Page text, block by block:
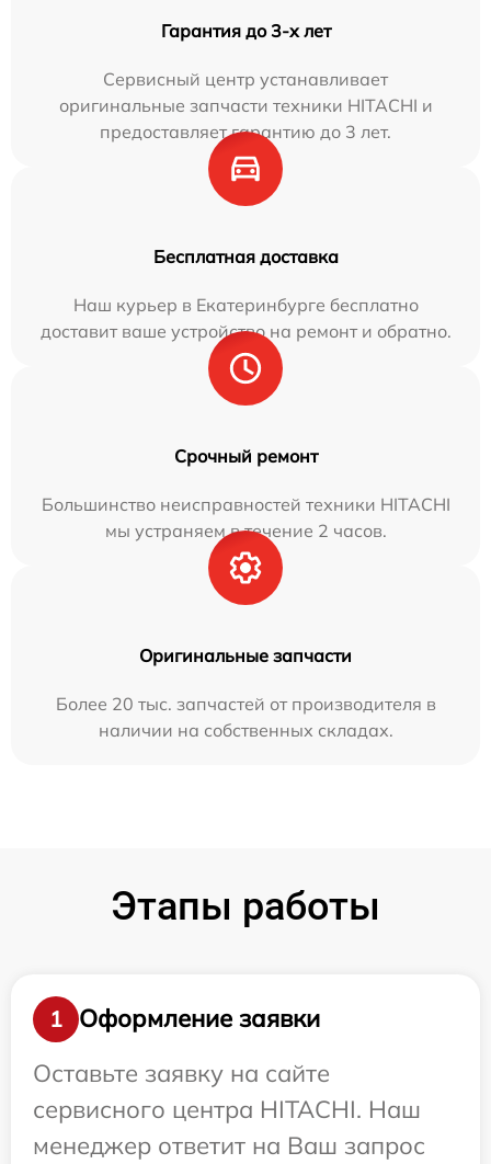
Гарантия до 3-х лет
Сервисный центр устанавливает
оригинальные запчасти техники HITACHI и
предоставляет гарантию до 3 лет.
Бесплатная доставка
Наш курьер в Екатеринбурге бесплатно
доставит ваше устройство на ремонт и обратно.
Срочный ремонт
Большинство неисправностей техники HITACHI
мы устраняем в течение 2 часов.
Оригинальные запчасти
Более 20 тыс. запчастей от производителя в
наличии на собственных складах.
Этапы работы
1
Оформление заявки
Оставьте заявку на сайте
сервисного центра HITACHI. Наш
менеджер ответит на Ваш запрос